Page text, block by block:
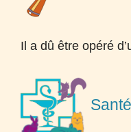
Il a dû être opéré
Santé